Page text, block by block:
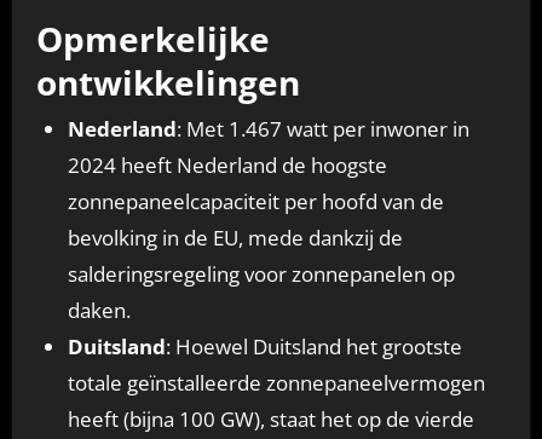
Opmerkelijke
ontwikkelingen
Nederland: Met 1.467 watt per inwoner in
2024 heeft Nederland de hoogste
zonnepaneelcapaciteit per hoofd van de
bevolking in de EU, mede dankzij de
salderingsregeling voor zonnepanelen op
daken.
Duitsland: Hoewel Duitsland het grootste
totale geïnstalleerde zonnepaneelvermogen
heeft (bijna 100 GW), staat het op de vierde